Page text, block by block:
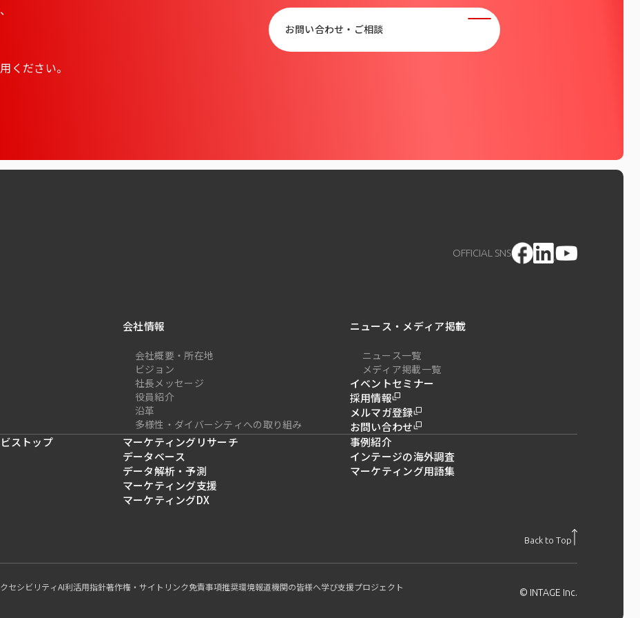
ください。
お問い合わせ・ご相談
OFFICIAL SNS
会社情報
会社概要・所在地
ビジョン
社長メッセージ
役員紹介
沿革
多様性・ダイバーシティへの取り組み
ニュース・メディア掲載
ニュース一覧
メディア掲載一覧
イベントセミナー
採用情報
メルマガ登録
お問い合わせ
ストップ
マーケティングリサーチ
データベース
データ解析・予測
マーケティング支援
マーケティングDX
事例紹介
インテージの海外調査
マーケティング用語集
Back to Top
クセシビリティAI利活用指針著作権・サイトリンク免責事項推奨環境報道機関の皆様へ学び支援プロジェクト
© INTAGE Inc.